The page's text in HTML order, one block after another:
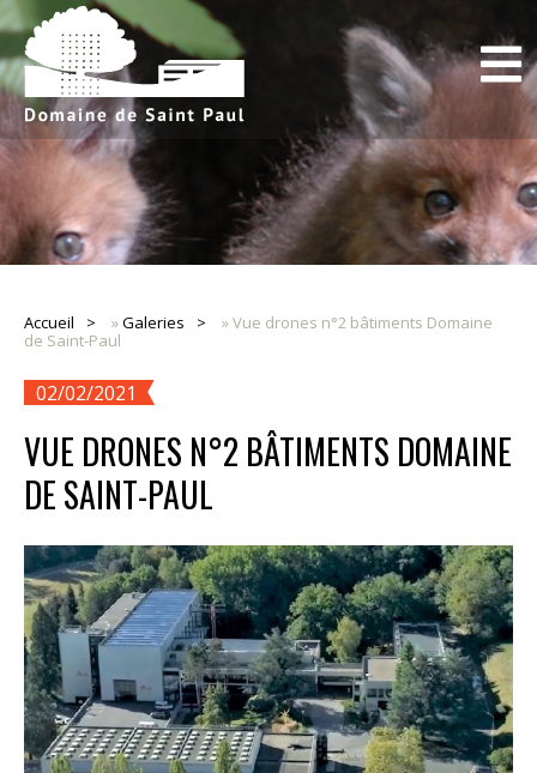
Accueil »Galeries »Vue drones n°2 bâtiments Domaine
de Saint-Paul
02/02/2021
VUE DRONES N°2 BÂTIMENTS DOMAINE
DE SAINT-PAUL